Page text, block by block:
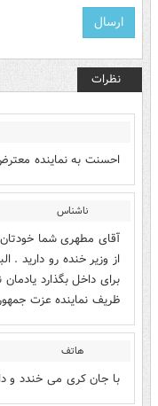
نظرات
احسنت به نماینده
ناشناس
آقای مطهری شما
از وزیر خنده رو دارید
برای داخل بگذارد
ظریف نماینده عزت
هاتف
با جان کری می خندد و